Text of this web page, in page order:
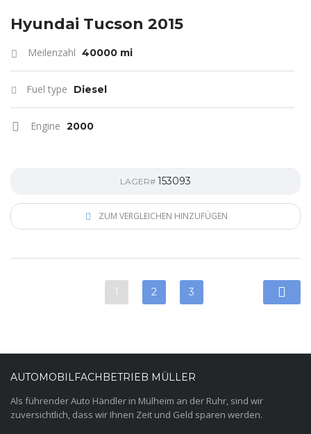
Hyundai Tucson 2015
Meilenzahl 40000 mi
Fuel type Diesel
Engine 2000
LAGER# 153093
ZUM VERGLEICHEN HINZUFÜGEN
1 2 3
AUTOMOBILFACHBETRIEB MÜLLER
Als führender Auto Händler in Mülheim an der Ruhr, sind wir
zuversichtlich, dass wir Ihnen Zeit und Geld sparen werden.